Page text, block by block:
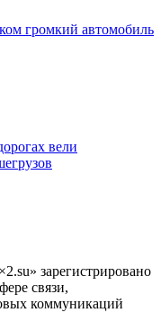
громкий автомобиль
вели
зарегистрировано
связи,
коммуникаций